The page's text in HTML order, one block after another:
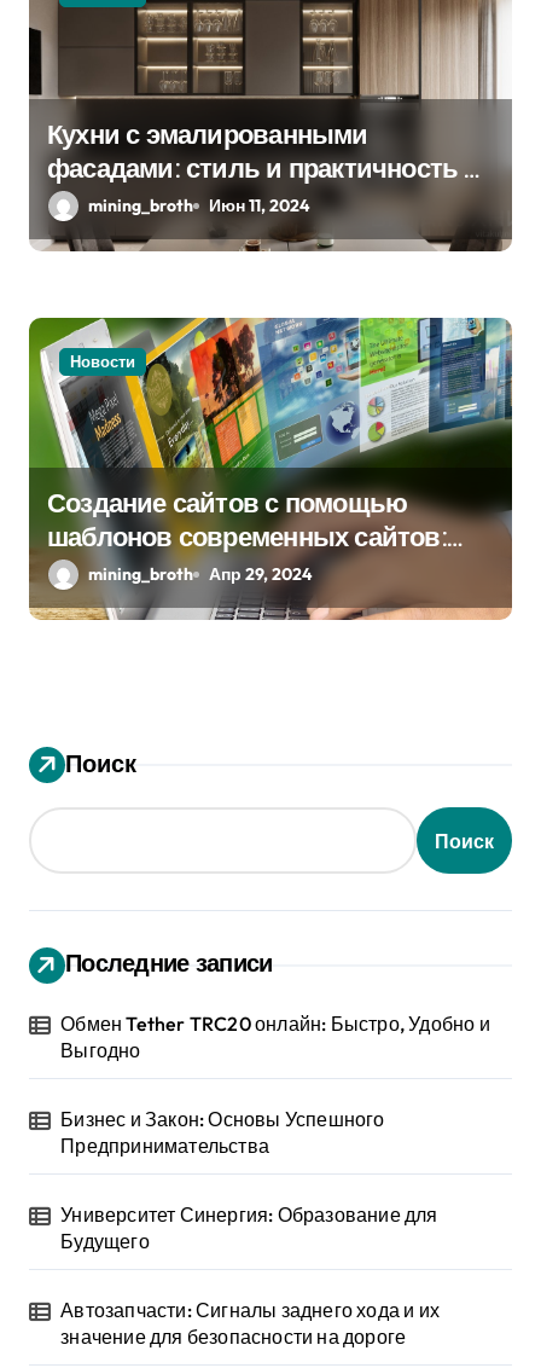
Кухни с эмалированными
фасадами: стиль и практичность в
одном решении
mining_broth Июн 11, 2024
Новости
Создание сайтов с помощью
шаблонов современных сайтов:
простой путь к качественному веб-
присутствию
mining_broth Апр 29, 2024
Поиск
Поиск
Последние записи
Обмен Tether TRC20 онлайн: Быстро, Удобно и
Выгодно
Бизнес и Закон: Основы Успешного
Предпринимательства
Университет Синергия: Образование для
Будущего
Автозапчасти: Сигналы заднего хода и их
значение для безопасности на дороге